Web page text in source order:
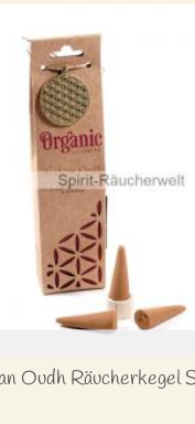
Oudh Räucherkegel